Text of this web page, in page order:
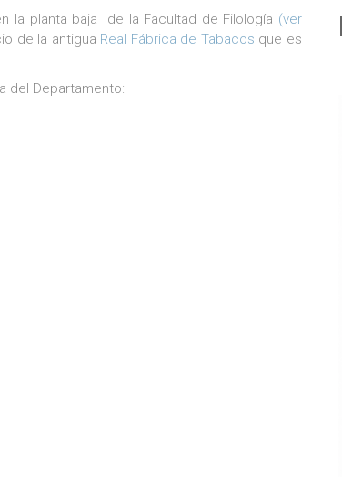
la planta baja
de la Facultad de Filología (ver
de la antigua Real Fábrica de Tabacos que es
del Departamento: